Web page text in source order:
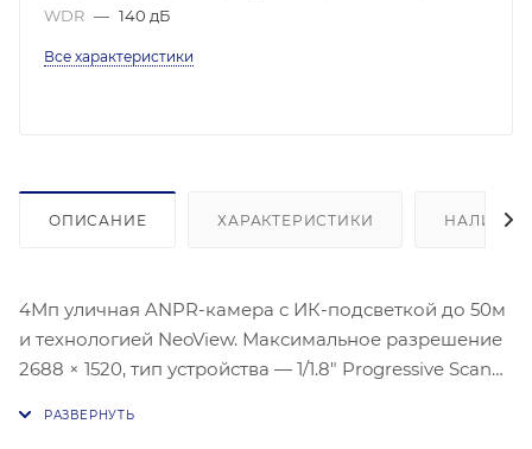
WDR — 140 дБ
Все характеристики
ОПИСАНИЕ ХАРАКТЕРИСТИКИ НАЛИЧИЕ
4Мп уличная ANPR-камера с ИК-подсветкой до 50м
и технологией NeoView. Максимальное разрешение
2688 × 1520, тип устройства — 1/1.8″ Progressive Scan